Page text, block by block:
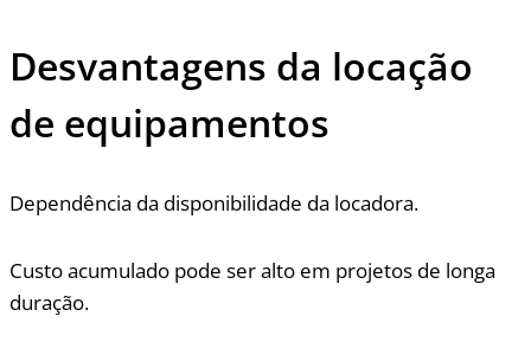
Desvantagens da locação
de equipamentos
Dependência da disponibilidade da locadora.
Custo acumulado pode ser alto em projetos de longa
duração.